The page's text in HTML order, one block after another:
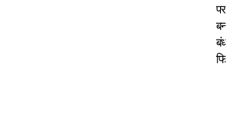
पर
बनाया
बंधक,
फिर…